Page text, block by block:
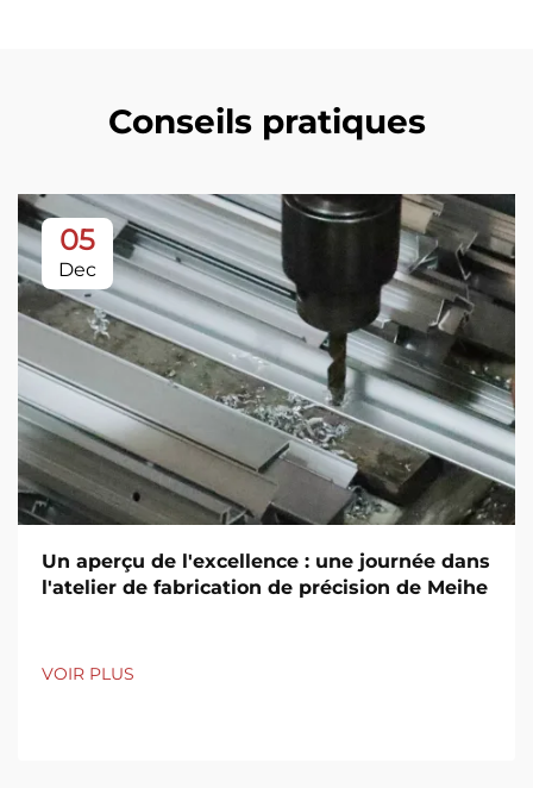
Conseils pratiques
05
Dec
Un aperçu de l'excellence : une journée dans
l'atelier de fabrication de précision de Meihe
VOIR PLUS